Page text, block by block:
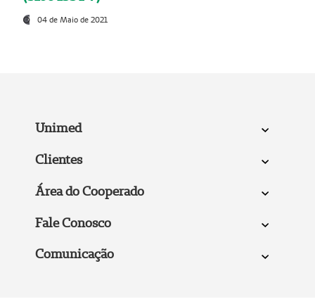
04 de Maio de 2021
Unimed
Clientes
Área do Cooperado
Fale Conosco
Comunicação